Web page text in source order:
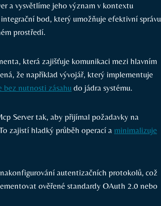
a vysvětlíme jeho význam v kontextu
bod, který umožňuje efektivní správu
prostředí.
která zajišťuje komunikaci ⁤mezi hlavním
že například vývojář, který implementuje
bez nutnosti zásahu do jádra systému.
Server tak, aby⁢ přijímal požadavky na
zajistí hladký průběh operací a minimalizuje
autentizačních protokolů, což
ověřené standardy OAuth⁢ 2.0 ⁤nebo